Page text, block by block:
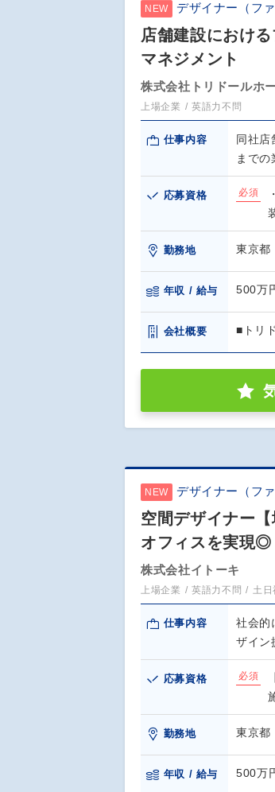
NEW デザイナー（フ
店舗建設におけ
マネジメント
株式会社トリドールホ
上場企業 英語力不問
仕事内容
同社店
まで
応募資格 必須
勤務地 東京都
年収 / 給与 500万
会社概要 ■トリ
NEW デザイナー（フ
空間デザイナー
オフィスを実現◎
株式会社イトーキ
上場企業 英語力不問 土日
仕事内容
社会的
ザイン
応募資格 必須
勤務地 東京都
年収 / 給与 500万